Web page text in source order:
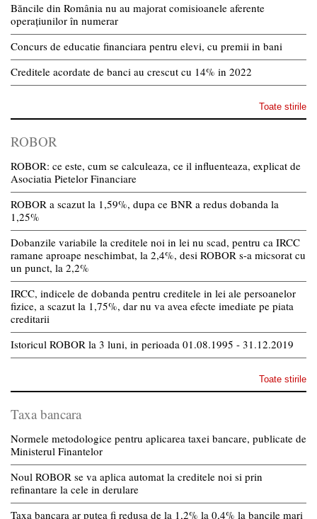
Băncile din România nu au majorat comisioanele aferente
operațiunilor în numerar
Concurs de educatie financiara pentru elevi, cu premii in bani
Creditele acordate de banci au crescut cu 14% in 2022
Toate stirile
ROBOR
ROBOR: ce este, cum se calculeaza, ce il influenteaza, explicat de
Asociatia Pietelor Financiare
ROBOR a scazut la 1,59%, dupa ce BNR a redus dobanda la
1,25%
Dobanzile variabile la creditele noi in lei nu scad, pentru ca IRCC
ramane aproape neschimbat, la 2,4%, desi ROBOR s-a micsorat cu
un punct, la 2,2%
IRCC, indicele de dobanda pentru creditele in lei ale persoanelor
fizice, a scazut la 1,75%, dar nu va avea efecte imediate pe piata
creditarii
Istoricul ROBOR la 3 luni, in perioada 01.08.1995 - 31.12.2019
Toate stirile
Taxa bancara
Normele metodologice pentru aplicarea taxei bancare, publicate de
Ministerul Finantelor
Noul ROBOR se va aplica automat la creditele noi si prin
refinantare la cele in derulare
Taxa bancara ar putea fi redusa de la 1,2% la 0,4% la bancile mari